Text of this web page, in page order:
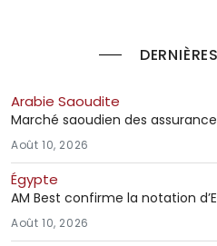
Arabie Saoudite
Marché saoudien des
Août 10, 2026
Égypte
AM Best confirme la notation
Août 10, 2026